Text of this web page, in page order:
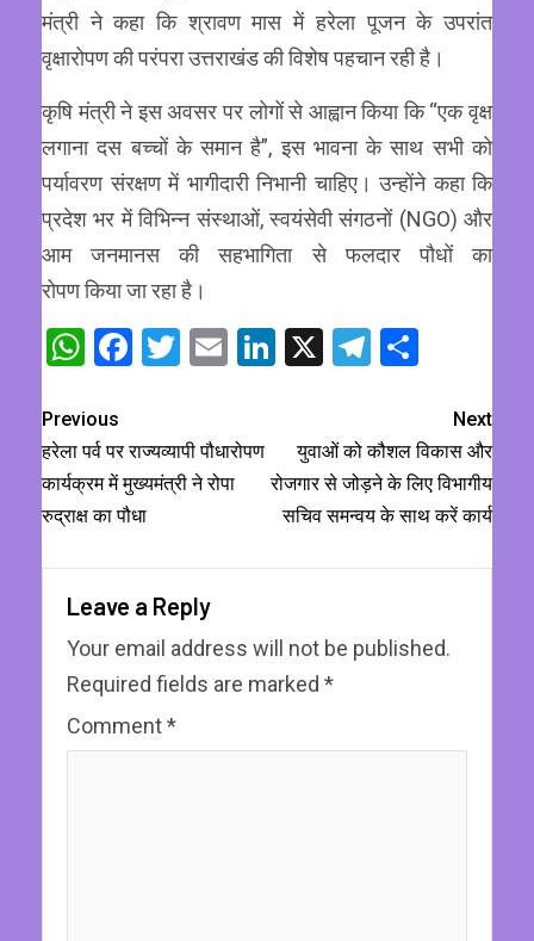
मंत्री ने कहा कि श्रावण मास में हरेला पूजन के उपरांत
वृक्षारोपण की परंपरा उत्तराखंड की विशेष पहचान रही है।
कृषि मंत्री ने इस अवसर पर लोगों से आह्वान किया कि “एक वृक्ष
लगाना दस बच्चों के समान है”, इस भावना के साथ सभी को
पर्यावरण संरक्षण में भागीदारी निभानी चाहिए। उन्होंने कहा कि
प्रदेश भर में विभिन्न संस्थाओं, स्वयंसेवी संगठनों (NGO) और
आम जनमानस की सहभागिता से फलदार पौधों का
रोपण किया जा रहा है।
WhatsApp
Facebook
Twitter
EmailLinkedIn
X Telegram
Previous
हरेला पर्व पर राज्यव्यापी पौधारोपण
कार्यक्रम में मुख्यमंत्री ने रोपा
रुद्राक्ष का पौधा
Next
युवाओं को कौशल विकास और
रोजगार से जोड़ने के लिए विभागीय
सचिव समन्वय के साथ करें कार्य
Leave a Reply
Your email address will not be published.
Required fields are marked *
Comment*